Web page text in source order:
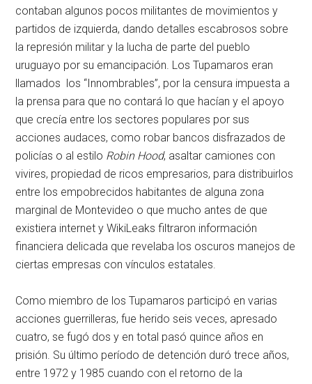
contaban algunos pocos militantes de movimientos y
partidos de izquierda, dando detalles escabrosos sobre
la represión militar y la lucha de parte del pueblo
uruguayo por su emancipación. Los Tupamaros eran
llamados los “Innombrables”, por la censura impuesta a
la prensa para que no contará lo que hacían y el apoyo
que crecía entre los sectores populares por sus
acciones audaces, como robar bancos disfrazados de
policías o al estilo Robin Hood, asaltar camiones con
vivires, propiedad de ricos empresarios, para distribuirlos
entre los empobrecidos habitantes de alguna zona
marginal de Montevideo o que mucho antes de que
existiera internet y WikiLeaks filtraron información
financiera delicada que revelaba los oscuros manejos de
ciertas empresas con vínculos estatales.
Como miembro de los Tupamaros participó en varias
acciones guerrilleras, fue herido seis veces, apresado
cuatro, se fugó dos y en total pasó quince años en
prisión. Su último período de detención duró trece años,
entre 1972 y 1985 cuando con el retorno de la